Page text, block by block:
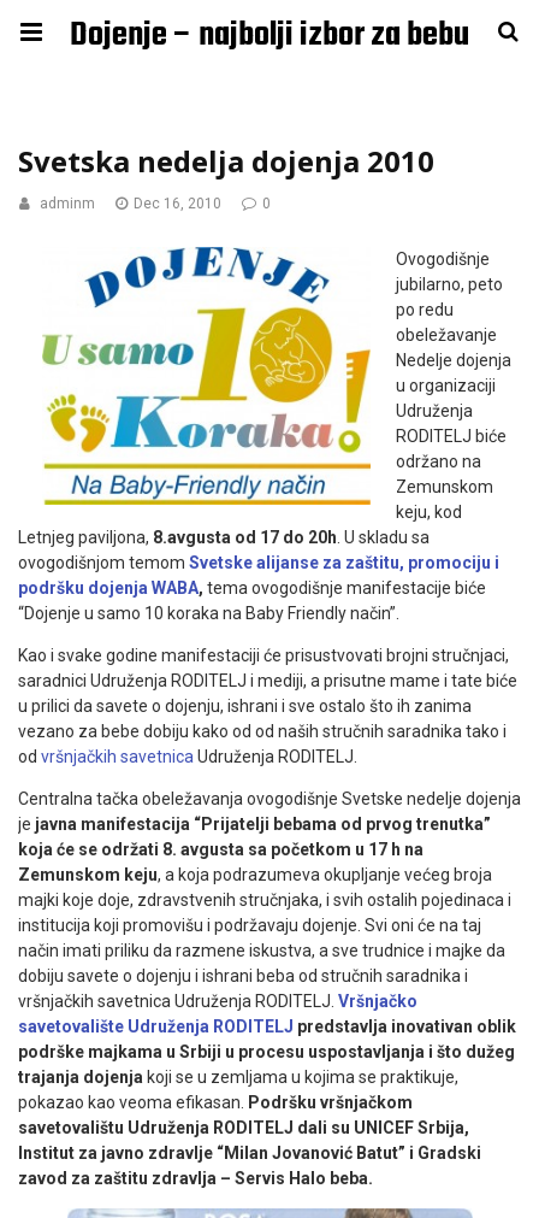
Dojenje – najbolji izbor za bebu
Svetska nedelja dojenja 2010
adminm Dec 16, 2010 0
Ovogodišnje
jubilarno, peto
po redu
obeležavanje
Nedelje dojenja
u organizaciji
Udruženja
RODITELJ biće
održano na
Zemunskom
keju, kod
Letnjeg paviljona, 8.avgusta od 17 do 20h . U skladu sa
ovogodišnjom temom Svetske alijanse za zaštitu, promociju i
podršku dojenja WABA, tema ovogodišnje manifestacije biće
“Dojenje u samo 10 koraka na Baby Friendly način”.
Kao i svake godine manifestaciji će prisustvovati brojni stručnjaci,
saradnici Udruženja RODITELJ i mediji, a prisutne mame i tate biće
u prilici da savete o dojenju, ishrani i sve ostalo što ih zanima
vezano za bebe dobiju kako od od naših stručnih saradnika tako i
od vršnjačkih savetnica Udruženja RODITELJ.
Centralna tačka obeležavanja ovogodišnje Svetske nedelje dojenja
je javna manifestacija “Prijatelji bebama od prvog trenutka”
koja će se održati 8. avgusta sa početkom u 17 h na
Zemunskom keju, a koja podrazumeva okupljanje većeg broja
majki koje doje, zdravstvenih stručnjaka, i svih ostalih pojedinaca i
institucija koji promovišu i podržavaju dojenje. Svi oni će na taj
način imati priliku da razmene iskustva, a sve trudnice i majke da
dobiju savete o dojenju i ishrani beba od stručnih saradnika i
vršnjačkih savetnica Udruženja RODITELJ. Vršnjačko
savetovalište Udruženja RODITELJ predstavlja inovativan oblik
podrške majkama u Srbiji u procesu uspostavljanja i što dužeg
trajanja dojenja koji se u zemljama u kojima se praktikuje,
pokazao kao veoma efikasan.
Podršku vršnjačkom
savetovalištu Udruženja RODITELJ dali su UNICEF Srbija,
Institut za javno zdravlje “Milan Jovanović Batut” i Gradski
zavod za zaštitu zdravlja – Servis Halo beba.